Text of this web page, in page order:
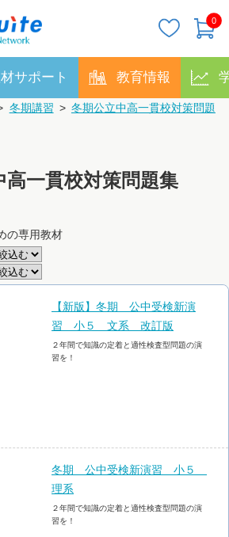
0
サポート 教育情報
冬期講習 > 冬期公立中高一貫校対策問題
高一貫校対策問題集
の専用教材
【新版】冬期 公中受検新演
習 小５ 文系 改訂版
２年間で知識の定着と適性検査型問題の演
習を！
冬期 公中受検新演習 小５
理系
２年間で知識の定着と適性検査型問題の演
習を！